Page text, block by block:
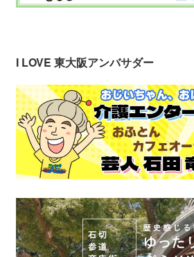
I LOVE 東大阪アンバサダー